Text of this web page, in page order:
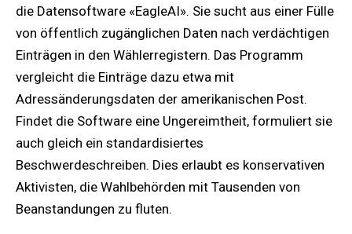
die Datensoftware «EagleAI». Sie sucht aus einer Fülle
von öffentlich zugänglichen Daten nach verdächtigen
Einträgen in den Wählerregistern. Das Programm
vergleicht die Einträge dazu etwa mit
Adressänderungsdaten der amerikanischen Post.
Findet die Software eine Ungereimtheit, formuliert sie
auch gleich ein standardisiertes
Beschwerdeschreiben. Dies erlaubt es konservativen
Aktivisten, die Wahlbehörden mit Tausenden von
Beanstandungen zu fluten.